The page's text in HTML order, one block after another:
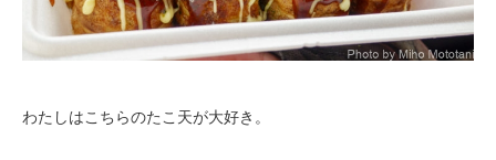
わたしはこちらのたこ天が大好き。